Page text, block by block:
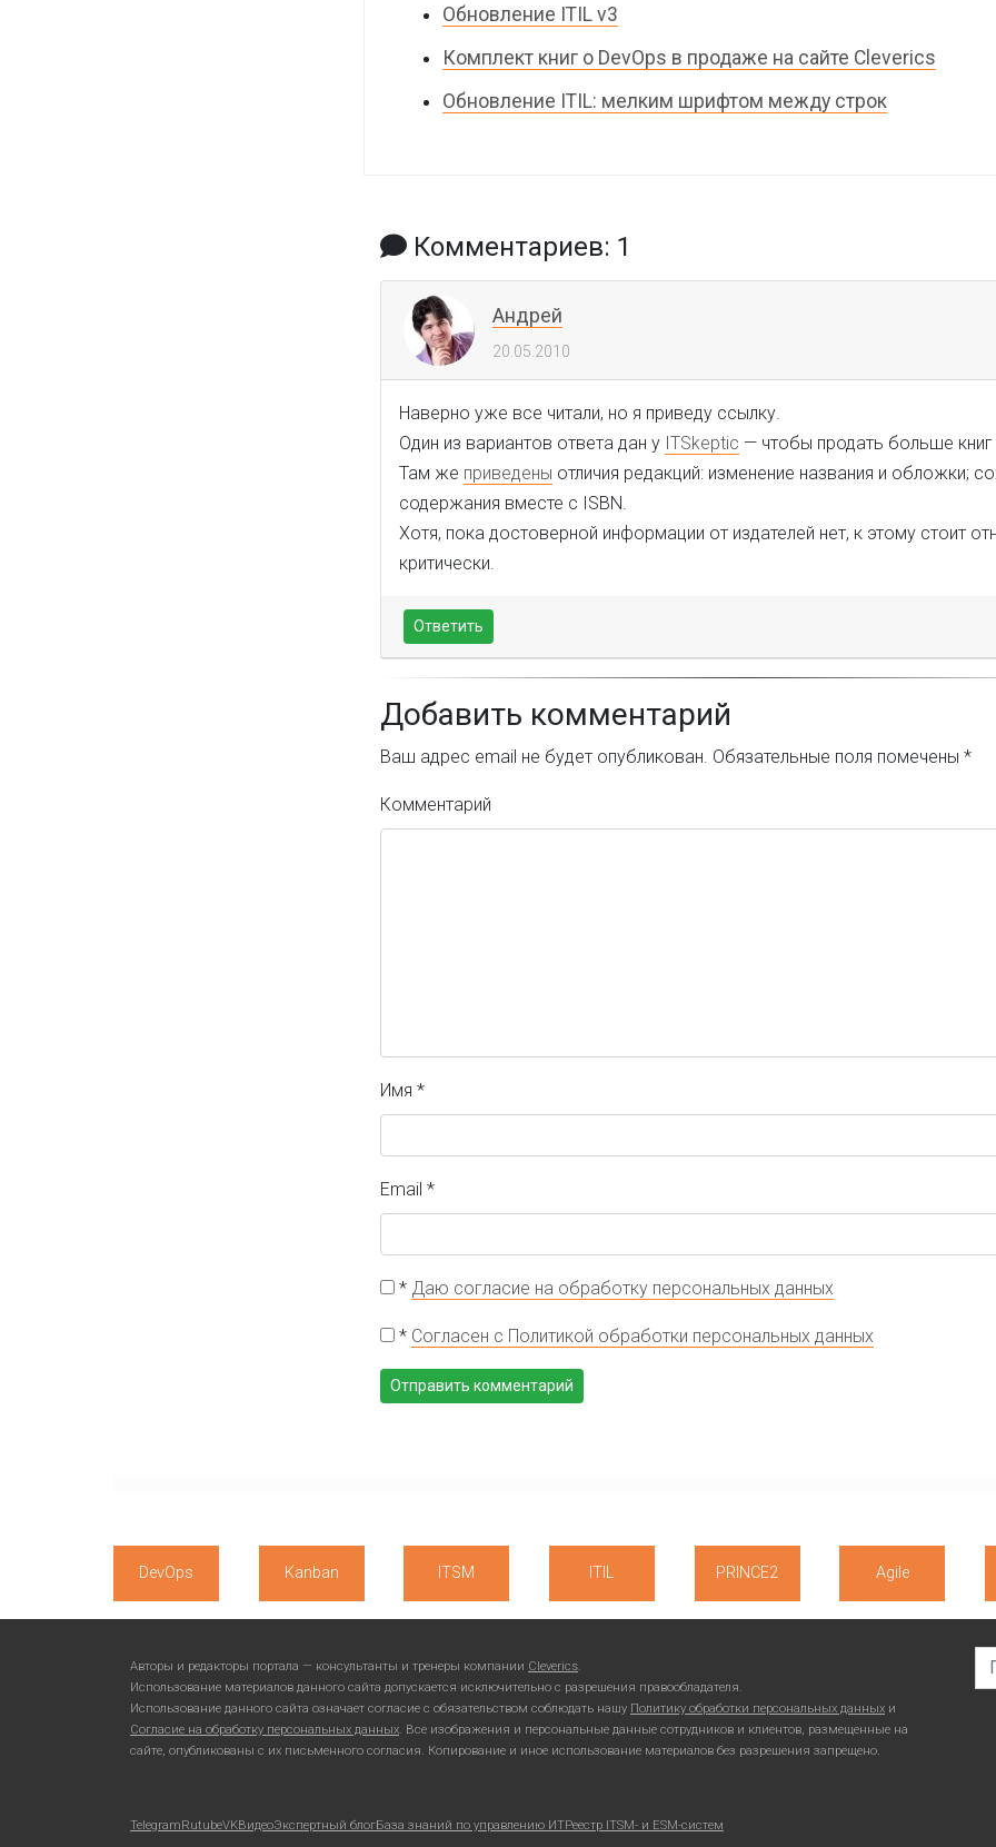
Обновление ITIL v3
Комплект книг о DevOps в продаже на сайте Cleverics
Обновление ITIL: мелким шрифтом между строк
Комментариев: 1
Андрей
20.05.2010
Наверно уже все читали, но я приведу ссылку.
Один из вариантов ответа дан у ITSkeptic — чтобы продать больше книг
Там же приведены отличия редакций: изменение названия и обложки;
содержания вместе с ISBN.
Хотя, пока достоверной информации от издателей нет, к этому стоит
критически.
Ответить
Добавить комментарий
Ваш адрес email не будет опубликован. Обязательные поля помечены *
Комментарий
Имя *
Email *
* Даю согласие на обработку персональных данных
* Согласен с Политикой обработки персональных данных
DevOps Kanban ITSM ITIL PRINCE2 Agile
Авторы и редакторы портала — консультанты и тренеры компании Cleverics.
Использование материалов данного сайта допускается исключительно с разрешения правообладателя.
Использование данного сайта означает согласие с обязательством соблюдать нашу Политику обработки персональных данных и
Согласие на обработку персональных данных. Все изображения и персональные данные сотрудников и клиентов, размещенные на
сайте, опубликованы с их письменного согласия. Копирование и иное использование материалов без разрешения запрещено.
TelegramRutubeVKВидеоЭкспертный блогБаза знаний по управлению ИТРеестр ITSM- и ESM-систем